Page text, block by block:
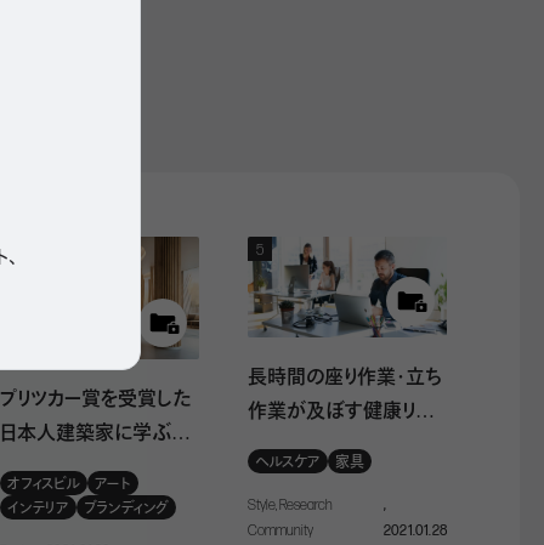
プリツカー賞を受賞した
日本人建築家に学ぶ、オ
フィスビルのエントラン
スデザイン
オフィスビル
アート
インテリア
ブランディング
長時間の座り作業・立ち
作業が及ぼす健康リス
ク。最適なバランスは？
ヘルスケア 家具
Style, Research
Community
,
2021.01.28